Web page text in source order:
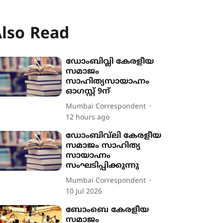
Read
ഡോംബിവ്ലി കേരളീയ
സമാജം
സാഹിത്യസായാഹ്നം
ഓഗസ്റ്റ് 9ന്
Mumbai Correspondent
12 hours ago
ഡോംബിവ്‌ലി കേരളീയ
സമാജം സാഹിത്യ
സായാഹ്നം
സംഘടിപ്പിക്കുന്നു
Mumbai Correspondent
10 Jul 2026
ബോംബെ കേരളീയ
സമാജം